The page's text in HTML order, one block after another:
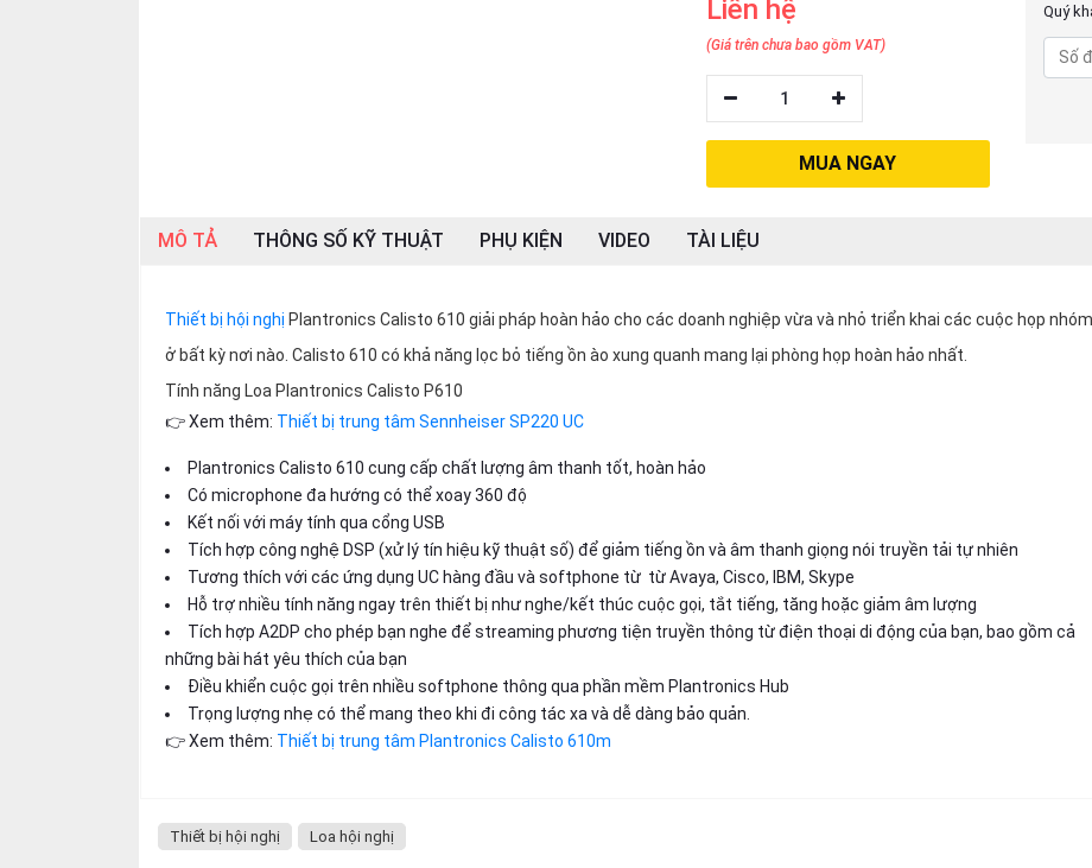
Liên hệ
(Giá trên chưa bao gồm VAT)
1
MUA NGAY
Quý
MÔ TẢ THÔNG SỐ KỸ THUẬT PHỤ KIỆN VIDEO TÀI LIỆU
Thiết bị hội nghị Plantronics Calisto 610 giải pháp hoàn hảo cho các doanh nghiệp vừa và nhỏ triển khai các cuộc họp nhóm
ở bất kỳ nơi nào. Calisto 610 có khả năng lọc bỏ tiếng ồn ào xung quanh mang lại phòng họp hoàn hảo nhất.
Tính năng Loa Plantronics Calisto P610
👉 Xem thêm: Thiết bị trung tâm Sennheiser SP220 UC
Plantronics Calisto 610 cung cấp chất lượng âm thanh tốt, hoàn hảo
Có microphone đa hướng có thể xoay 360 độ
Kết nối với máy tính qua cổng USB
Tích hợp công nghệ DSP (xử lý tín hiệu kỹ thuật số) để giảm tiếng ồn và âm thanh giọng nói truyền tải tự nhiên
Tương thích với các ứng dụng UC hàng đầu và softphone từ từ Avaya, Cisco, IBM, Skype
Hỗ trợ nhiều tính năng ngay trên thiết bị như nghe/kết thúc cuộc gọi, tắt tiếng, tăng hoặc giảm âm lượng
Tích hợp A2DP cho phép bạn nghe để streaming phương tiện truyền thông từ điện thoại di động của bạn, bao gồm cả
những bài hát yêu thích của bạn
Điều khiển cuộc gọi trên nhiều softphone thông qua phần mềm Plantronics Hub
Trọng lượng nhẹ có thể mang theo khi đi công tác xa và dễ dàng bảo quản.
👉 Xem thêm: Thiết bị trung tâm Plantronics Calisto 610m
Thiết bị hội nghị Loa hội nghị